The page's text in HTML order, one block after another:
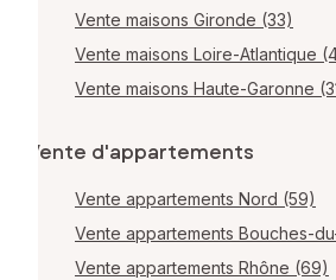
Vente maisons Gironde (33)
Vente maisons Loire-Atlantique
Vente maisons Haute-Garonne
Vente d'appartements
Vente appartements Nord (59)
Vente appartements Bouches-
Vente appartements Rhône (69)